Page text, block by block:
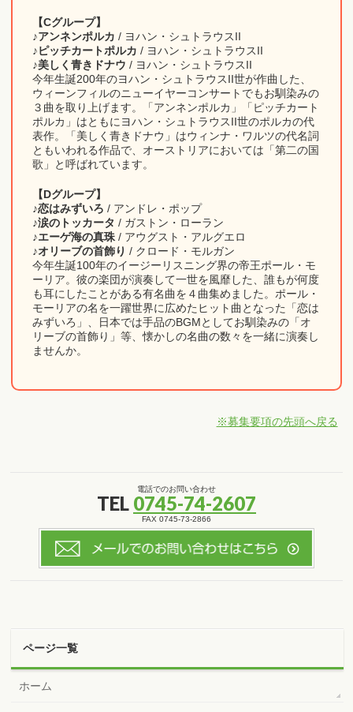
【Cグループ】
♪アンネンポルカ / ヨハン・シュトラウスII
♪ピッチカートポルカ/ ヨハン・シュトラウスII
♪美しく青きドナウ/ ヨハン・シュトラウスII
今年生誕200年のヨハン・シュトラウスII世が作曲した、
ウィーンフィルのニューイヤーコンサートでもお馴染みの
３曲を取り上げます。「アンネンポルカ」「ピッチカート
ポルカ」はともにヨハン・シュトラウスII世のポルカの代
表作。「美しく青きドナウ」はウィンナ・ワルツの代名詞
ともいわれる作品で、オーストリアにおいては「第二の国
歌」と呼ばれています。
【Dグループ】
♪恋はみずいろ / アンドレ・ポップ
♪涙のトッカータ / ガストン・ローラン
♪エーゲ海の真珠 / アウグスト・アルグエロ
♪オリーブの首飾り / クロード・モルガン
今年生誕100年のイージーリスニング界の帝王ポール・モ
ーリア。彼の楽団が演奏して一世を風靡した、誰もが何度
も耳にしたことがある有名曲を４曲集めました。ポール・
モーリアの名を一躍世界に広めたヒット曲となった「恋は
みずいろ」、日本では手品のBGMとしてお馴染みの「オ
リーブの首飾り」等、懐かしの名曲の数々を一緒に演奏し
ませんか。
※募集要項の先頭へ戻る
電話でのお問い合わせ
TEL 0745-74-2607
FAX 0745-73-2866
ページ一覧
ホーム